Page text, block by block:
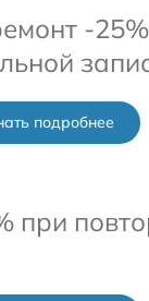
-
подробнее
при